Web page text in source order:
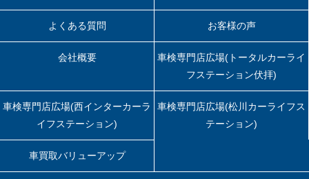
よくある質問 お客様の声
会社概要
車検専門店広場(トータルカーライ
フステーション伏拝)
車検専門店広場(西インターカーラ
イフステーション)
車検専門店広場(松川カーライフス
テーション)
車買取バリューアップ